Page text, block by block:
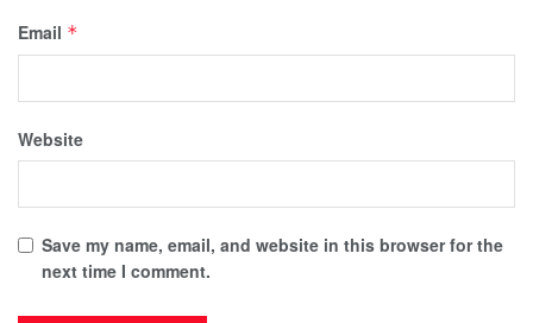
Email *
Website
Save my name, email, and website in this browser for the
next time I comment.